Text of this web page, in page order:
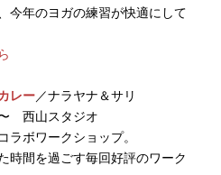
今年のヨガの練習が快適にして
レー／ナラヤナ＆サリ
西山スタジオ
ラボワークショップ。
時間を過ごす毎回好評のワーク